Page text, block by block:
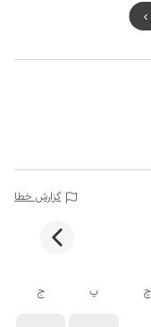
گزارش خطا
چ پ ج